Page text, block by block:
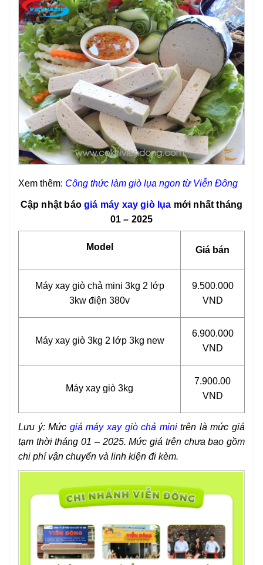
Xem thêm: Công thức làm giò lụa ngon từ Viễn Đông
Cập nhật báogiá máy xay giò lụa mới nhất tháng
01 – 2025
Model Giá bán
Máy xay giò chả mini 3kg 2 lớp
3kw điện 380v
9.500.000
VND
Máy xay giò 3kg 2 lớp 3kg new
6.900.000
VND
Máy xay giò 3kg
7.900.00
VND
Lưu ý: Mức giá máy xay giò chả minitrên là mức giá
tạm thời tháng 01 – 2025. Mức giá trên chưa bao gồm
chi phí vận chuyển và linh kiện đi kèm.